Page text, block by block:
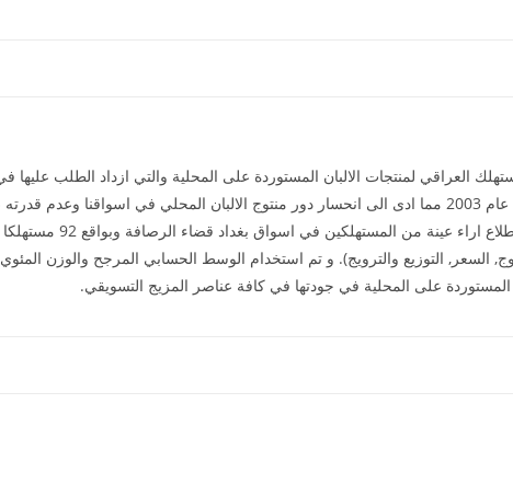
العراقي لمنتجات الالبان المستوردة على المحلية والتي ازداد الطلب عليها
الاغراق السلعي التي يعاني منها العراق منذ عام 2003 مما ادى الى انحسار دور منتوج الالبان
فاعتمدت الدراسة على
السعر, التوزيع والترويج). و تم استخدام الوسط الحسابي المرجح والوزن
المستوردة على المحلية في جودتها في كافة عناصر المزيج التسويقي.